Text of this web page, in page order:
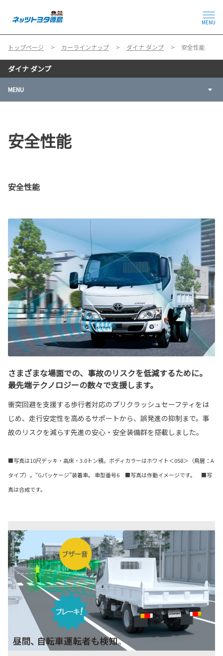
MENU
トップページ カーラインナップ ダイナ ダンプ 安全性能
ダイナ ダンプ
MENU
安全性能
安全性能
さまざまな場面での、事故のリスクを低減するために。
最先端テクノロジーの数々で支援します。
衝突回避を支援する歩行者対応のプリクラッシュセーフティをは
じめ、走行安定性を高めるサポートから、誤発進の抑制まで。事
故のリスクを減らす先進の安心・安全装備群を搭載しました。
■写真は10尺デッキ・高床・3.0トン積。ボディカラーはホワイト＜058＞（鳥居：A
タイプ）。“Gパッケージ”装着車。 車型番号6 ■写真は作動イメージです。 ■写
真は合成です。